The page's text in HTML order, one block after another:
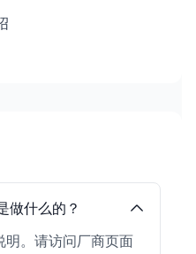
做什么的？
明。请访问厂商页面